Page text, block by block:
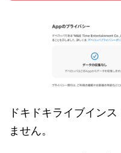
ドキドキライブイン
ません。